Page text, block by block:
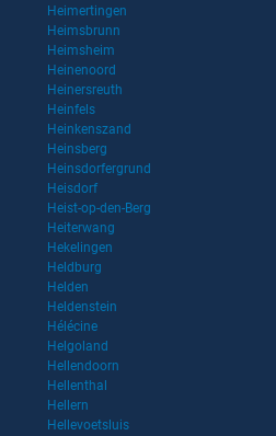
Heimertingen
Heimsbrunn
Heimsheim
Heinenoord
Heinersreuth
Heinfels
Heinkenszand
Heinsberg
Heinsdorfergrund
Heisdorf
Heist-op-den-Berg
Heiterwang
Hekelingen
Heldburg
Helden
Heldenstein
Hélécine
Helgoland
Hellendoorn
Hellenthal
Hellern
Hellevoetsluis